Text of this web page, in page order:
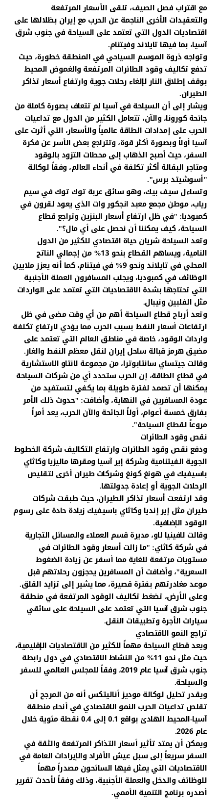
مع اقتراب فصل الصيف، تلقى الأسعار المرتفعة
والتعقيدات الأخرى الناجمة عن الحرب مع إيران بظلالها على
اقتصاديات الدول التي تعتمد على السياحة في جنوب شرق
آسيا، بما فيها تايلاند وفيتنام.
وتواجه ذروة الموسم السياحي في المنطقة خطورة، حيث
تدفع تكاليف وقود الطائرات المرتفعة والغموض المحيط
بوقف إطلاق النار لإلغاء رحلات جوية وارتفاع أسعار تذاكر
الطيران.
ويشار إلى أن السياحة في آسيا لم تتعاف بصورة كاملة من
جائحة كورونا، والآن، تتعامل الكثير من الدول مع تداعيات
الحرب على إمدادات الطاقة عالمياً والأسعار، التي أثرت على
آسيا أولاً وبصورة أكثر قوة، وتتراجع بعض الأسر عن فكرة
السفر، حيث أصبح الذهاب إلى محطات التزود بالوقود
ومتاجر البقالة أكثر تكلفة في أنحاء العالم، وفقاً لوكالة
"أسوشيتد برس".
وتساءل سيف بيك، وهو سائق عربة توك توك في سيم
رياب، موطن مجمع معبد انجكور وات الذي يعود لقرون في
كمبوديا: "في ظل ارتفاع أسعار البنزين وتراجع قطاع
السياحة، كيف يمكننا أن نحصل على أي مال؟".
وتعد السياحة شريان حياة اقتصادي للكثير من الدول
النامية، ويساهم القطاع بنحو 13% من إجمالي الناتج
المحلي في تايلاند ونحو 9% في فيتنام، كما أنه يعزز ملايين
الوظائف في كمبوديا، ويجلب المسافرون العملة الأجنبية
التي تحتاجها بشدة الاقتصاديات التي تعتمد على الواردات
مثل الفلبين ونيبال.
وتعد أرباح قطاع السياحة أهم من أي وقت مضى في ظل
ارتفاعات أسعار النفط بسبب الحرب مما يؤدي لارتفاع تكلفة
واردات الوقود، خاصة في مناطق العالم التي تعتمد على
مضيق هرمز قبالة ساحل إيران لنقل معظم النفط والغاز.
وقالت جيتساي سانتابوترا، من مجموعة لانتاو الاستشارية
في قطاع الطاقة، إن الحرب ستحدد أي من شركات السياحة
يمكنها أن تصمد لفترة طويلة بما يكفي لتستفيد من
عودة المسافرين في النهاية، وأضافت: "حدوث ذلك الأمر
بفارق خمسة أعوام، أولاً الجائحة والآن الحرب، يعد أمراً
مروعاً لقطاع السياحة".
نقص وقود الطائرات
ودفع نقص وقود الطائرات وارتفاع التكاليف شركة الخطوط
الجوية الفيتنامية وشركة إير آسيا ومقرها ماليزيا وكاثاي
باسيفيك في هونغ كونغ وشركات طيران أخرى لتقليص
الرحلات الجوية أو إعادة جدولتها.
وقد ارتفعت أسعار تذاكر الطيران، حيث طبقت شركات
طيران مثل إير إنديا وكاثاي باسيفيك زيادة حادة على رسوم
الوقود الإضافية.
وقالت لافينيا لاو، مديرة قسم العملاء والمسائل التجارية
في شركة كاثاي: "ما زالت أسعار وقود الطائرات في
مستويات مرتفعة للغاية مما أسفر عن زيادة الضغوط
السعرية"، وأضافت أن المسافرين يحجزون رحلاتهم قبل
موعد مغادرتهم بفترة قصيرة، مما يشير إلى تزايد القلق.
وعلى الأرض، تضغط تكاليف الوقود المرتفعة في منطقة
جنوب شرق آسيا التي تعتمد على السياحة على سائقي
سيارات الأجرة وتطبيقات النقل.
تراجع النمو الاقتصادي
ويعد قطاع السياحة مهماً للكثير من الاقتصاديات الإقليمية،
حيث مثل نحو 11% من النشاط الاقتصادي في دول رابطة
جنوب شرق آسيا عام 2019، وفقاً للمجلس العالمي للسفر
والسياحة.
ويقدر تحليل لوكالة موديز أناليتكس أنه من المرجح أن
تقلص تداعيات الحرب النمو الاقتصادي في أنحاء منطقة
آسيا-المحيط الهادئ بواقع 0.1 إلى 0.4 نقطة مئوية خلال
عام 2026.
ويمكن أن يمتد تأثير أسعار التذاكر المرتفعة والثقة في
السفر سريعاً إلى سبل عيش الأفراد والإيرادات العامة في
الاقتصاديات التي يمثل فيها السائحون مصدراً مهماً
للوظائف والدخل والعملة الأجنبية، وذلك وفقاً لأحدث تقرير
أصدره برنامج التنمية الأممي.